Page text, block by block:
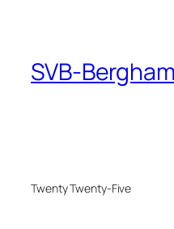
SVB-
Twenty Twenty-Five